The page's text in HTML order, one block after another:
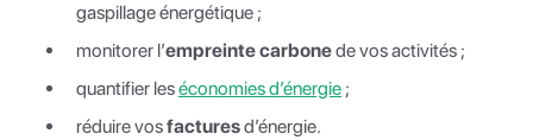
gaspillage énergétique ;
monitorer l’empreinte carbonede vos activités ;
quantifier leséconomies d’énergie ;
réduire vosfacturesd’énergie.